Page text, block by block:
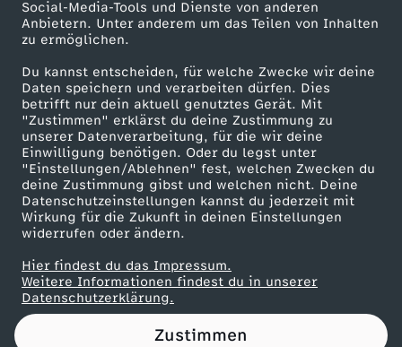
Social-Media-Tools und Dienste von anderen
Anbietern. Unter anderem um das Teilen von Inhalten
zu ermöglichen.
Du kannst entscheiden, für welche Zwecke wir deine
Daten speichern und verarbeiten dürfen. Dies
betrifft nur dein aktuell genutztes Gerät. Mit
"Zustimmen" erklärst du deine Zustimmung zu
unserer Datenverarbeitung, für die wir deine
Einwilligung benötigen. Oder du legst unter
"Einstellungen/Ablehnen" fest, welchen Zwecken du
deine Zustimmung gibst und welchen nicht. Deine
Datenschutzeinstellungen kannst du jederzeit mit
Wirkung für die Zukunft in deinen Einstellungen
widerrufen oder ändern.
Hier findest du das Impressum.
Weitere Informationen findest du in unserer
Datenschutzerklärung.
Zustimmen
m
b
e
I
r
a
n
s
Karriere
ZDF goes Schule
Werbefernsehen
Mainzelmännchen
Partner